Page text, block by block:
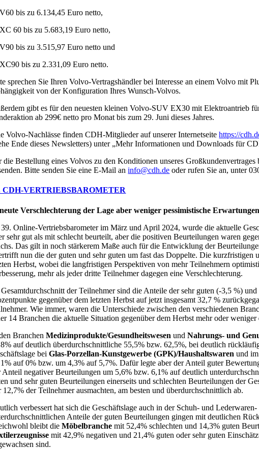
bis zu 6.134,45 Euro netto,
60 bis zu 5.683,19 Euro netto,
bis zu 3.515,97 Euro netto und
bis zu 2.331,09 Euro netto.
sprechen Sie Ihren Volvo-Vertragshändler bei Interesse an einem Volvo mit
von der Konfiguration Ihres Wunsch-Volvos.
gibt es für den neuesten kleinen Volvo-SUV EX30 mit Elektroantrieb
ab 299€ netto pro Monat bis zum 29. Juni dieses Jahres.
Volvo-Nachlässe finden CDH-Mitglieder auf unserer Internetseitehttps://
Ende dieses Newsletters) unter „Mehr Informationen und Downloads für
die Bestellung eines Volvos zu den Konditionen unseres
Bitte senden Sie eine E-Mail aninfo@cdh.de oder rufen Sie an, unter
CDH-VERTRIEBSBAROMETER
Verschlechterung der Lage aber weniger pessimistische
Online-Vertriebsbarometer im März und April 2024, wurde die aktuelle
sehr gut als mit schlecht beurteilt, aber die positiven Beurteilungen waren
Das gilt in noch stärkerem Maße auch für die Entwicklung der
nun die der guten und sehr guten um fast das Doppelte. Die
Herbst, wobei die langfristigen Perspektiven von mehr Teilnehmern
mehr als jeder dritte Teilnehmer dagegen eine Verschlechterung.
der Teilnehmer sind die Anteile der sehr guten (-3,5 %)
gegenüber dem letzten Herbst auf jetzt insgesamt 32,7 %
Wie immer, waren die Unterschiede zwischen den verschiedenen
14 Branchen die aktuelle Situation gegenüber dem Herbst mehr oder weniger
BranchenMedizinprodukte/Gesundheitswesen undNahrungs- und
auf deutlich überdurchschnittliche 55,5% bzw. 62,5%, bei deutlich
beiGlas-Porzellan-Kunstgewerbe (GPK)/Haushaltswaren und im
auf 0% bzw. um 4,3% auf 5,7%. Dafür legte aber der Anteil guter
Anteil negativer Beurteilungen um 5,6% bzw. 6,1% auf deutlich
und sehr guten Beurteilungen einerseits und schlechten Beurteilungen der
12,7% der Teilnehmer ausmachten, am besten und überdurchschnittlich ab.
verbessert hat sich die Geschäftslage auch in der Schuh- und
Anteile der guten Beurteilungen gingen mit deutlichen
bleibt dieMöbelbranchemit 52,4% schlechten und 14,3% guten
mit 42,9% negativen und 21,4% guten oder sehr guten
sind.